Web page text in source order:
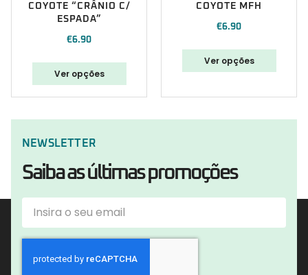
COYOTE “CRÂNIO C/
ESPADA”
€6.90
Ver opções
COYOTE MFH
€6.90
Ver opções
NEWSLETTER
Saiba as últimas promoções